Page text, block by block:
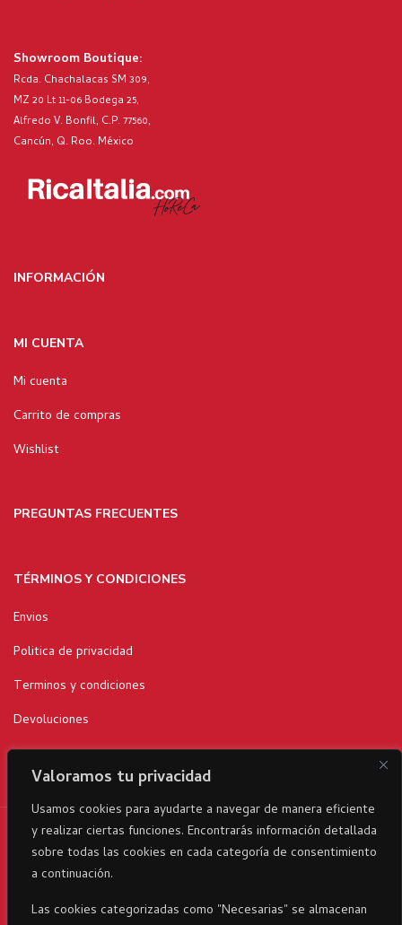
Valoramos tu privacidad
Usamos cookies para ayudarte a navegar de manera eficiente
y realizar ciertas funciones. Encontrarás información detallada
sobre todas las cookies en cada categoría de consentimiento
a continuación.
Las cookies categorizadas como "Necesarias" se almacenan
Showroom Boutique:
Rcda. Chachalacas SM 309,
MZ 20 Lt 11-06 Bodega 25,
Alfredo V. Bonfil, C.P. 77560,
Cancún, Q. Roo. México
INFORMACIÓN
MI CUENTA
Mi cuenta
Carrito de compras
Wishlist
PREGUNTAS FRECUENTES
TÉRMINOS Y CONDICIONES
Envios
Politica de privacidad
Terminos y condiciones
Devoluciones
RicaItalia es una marca registrada© 2024 parte del Grupo
Corporativo23 . Todos los derechos reservados